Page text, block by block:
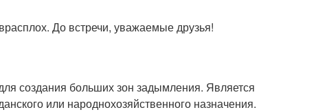
До встречи, уважаемые друзья!
создания больших зон задымления. Является
или народнохозяйственного назначения.